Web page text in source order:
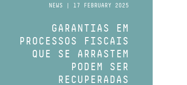
NEWS | 17 FEBRUARY 2025
GARANTIAS EM
PROCESSOS FISCAIS
QUE SE ARRASTEM
PODEM SER
RECUPERADAS